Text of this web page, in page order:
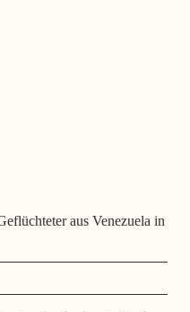
aus Venezuela in